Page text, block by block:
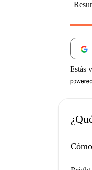
Estás